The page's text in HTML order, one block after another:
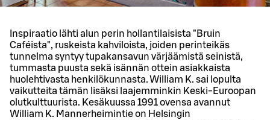
Inspiraatio lähti alun perin hollantilaisista "Bruin
Caféista", ruskeista kahviloista, joiden perinteikäs
tunnelma syntyy tupakansavun värjäämistä seinistä,
tummasta puusta sekä isännän ottein asiakkaista
huolehtivasta henkilökunnasta. William K. sai lopulta
vaikutteita tämän lisäksi laajemminkin Keski-Euroopan
olutkulttuurista. Kesäkuussa 1991 ovensa avannut
William K. Mannerheimintie on Helsingin